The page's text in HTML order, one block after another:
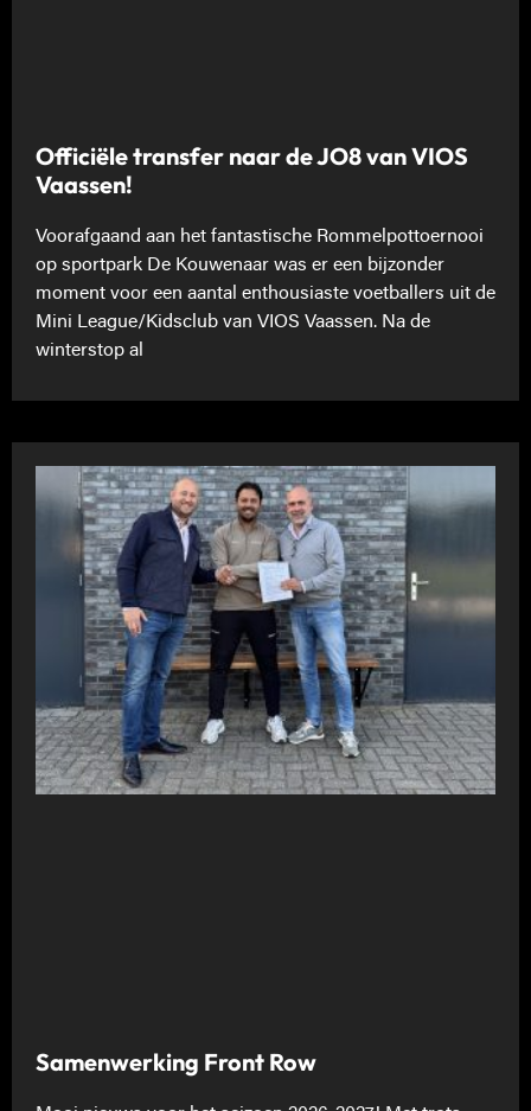
Officiële transfer naar de JO8 van VIOS
Vaassen!
Voorafgaand aan het fantastische Rommelpottoernooi
op sportpark De Kouwenaar was er een bijzonder
moment voor een aantal enthousiaste voetballers uit de
Mini League/Kidsclub van VIOS Vaassen. Na de
winterstop al
Samenwerking Front Row